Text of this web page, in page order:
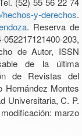
y-derechos.
. Reserva de
203,
de Autor, ISSN
de la última
de Revistas del
Hernández Montes
Universitaria, C. P.
marzo